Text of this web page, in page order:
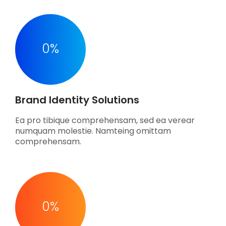
0%
Brand Identity Solutions
Ea pro tibique comprehensam, sed ea verear
numquam molestie. Namteing omittam
comprehensam.
0%